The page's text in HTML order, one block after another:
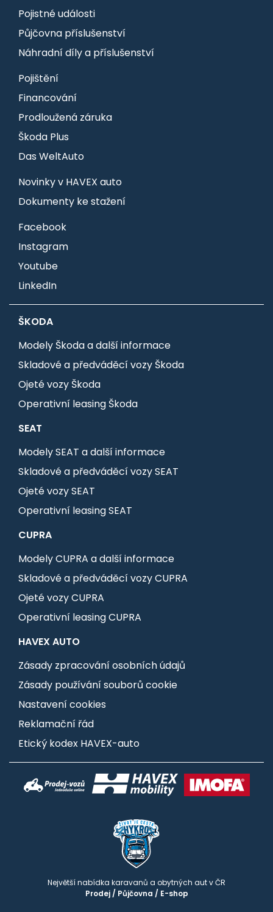
Pojistné události
Půjčovna příslušenství
Náhradní díly a příslušenství
Pojištění
Financování
Prodloužená záruka
Škoda Plus
Das WeltAuto
Novinky v HAVEX auto
Dokumenty ke stažení
Facebook
Instagram
Youtube
LinkedIn
ŠKODA
Modely Škoda a další informace
Skladové a předváděcí vozy Škoda
Ojeté vozy Škoda
Operativní leasing Škoda
SEAT
Modely SEAT a další informace
Skladové a předváděcí vozy SEAT
Ojeté vozy SEAT
Operativní leasing SEAT
CUPRA
Modely CUPRA a další informace
Skladové a předváděcí vozy CUPRA
Ojeté vozy CUPRA
Operativní leasing CUPRA
HAVEX AUTO
Zásady zpracování osobních údajů
Zásady používání souborů cookie
Nastavení cookies
Reklamační řád
Etický kodex HAVEX-auto
Největší nabídka karavanů a obytných aut v ČR
Prodej/ Půjčovna / E-shop